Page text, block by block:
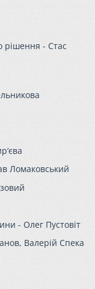
рішення - Стас
Ломаковський
- Олег Пустовіт
Валерій Спека